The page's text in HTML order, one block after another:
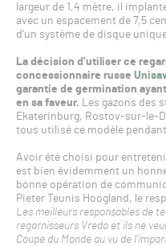
largeur de 1,4 mètre, il
avec un espacement de 7,5
d’un système de disque
La décision d’utiliser ce
concessionnaire russe
garantie de germination
en sa faveur. Les gazons des
Ekaterinburg, Rostov-sur-le-
tous utilisé ce modèle
Avoir été choisi pour
est bien évidemment un
bonne opération de
Pieter Teunis Hoogland, le
Les meilleurs responsables de
regarnisseurs Vredo et ils ne
Coupe du Monde au vu de